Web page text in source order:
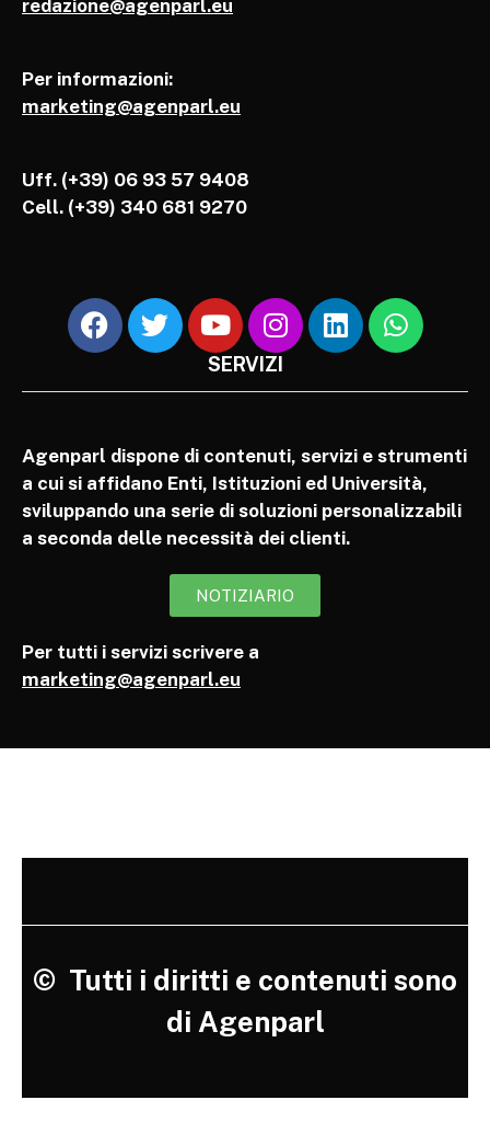
redazione@agenparl.eu
Per informazioni:
marketing@agenparl.eu
Uff. (+39) 06 93 57 9408
Cell. (+39) 340 681 9270
SERVIZI
Agenparl dispone di contenuti, servizi e strumenti
a cui si affidano Enti, Istituzioni ed Università,
sviluppando una serie di soluzioni personalizzabili
a seconda delle necessità dei clienti.
NOTIZIARIO
Per tutti i servizi scrivere a
marketing@agenparl.eu
© Tutti i diritti e contenuti sono
di Agenparl